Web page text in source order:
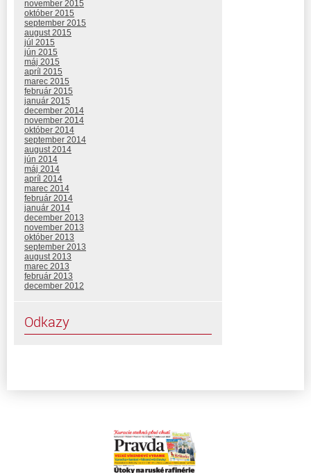
november 2015
október 2015
september 2015
august 2015
júl 2015
jún 2015
máj 2015
apríl 2015
marec 2015
február 2015
január 2015
december 2014
november 2014
október 2014
september 2014
august 2014
jún 2014
máj 2014
apríl 2014
marec 2014
február 2014
január 2014
december 2013
november 2013
október 2013
september 2013
august 2013
marec 2013
február 2013
december 2012
Odkazy